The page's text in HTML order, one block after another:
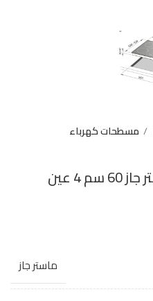
مسطحات كهرباء
مسطح كهرباء بلت ان ماستر جاز 60 سم 4 عين
ماستر جاز